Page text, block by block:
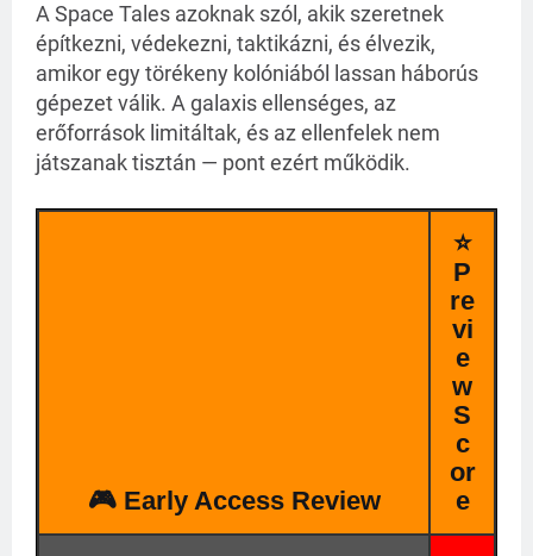
A Space Tales azoknak szól, akik szeretnek
építkezni, védekezni, taktikázni, és élvezik,
amikor egy törékeny kolóniából lassan háborús
gépezet válik. A galaxis ellenséges, az
erőforrások limitáltak, és az ellenfelek nem
játszanak tisztán — pont ezért működik.
🎮 Early Access Review
⭐
P
re
vi
e
w
S
c
or
e